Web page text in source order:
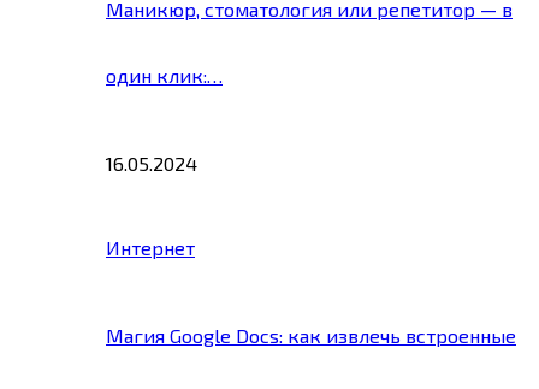
Маникюр, стоматология или репетитор — в
один клик:…
16.05.2024
Интернет
Магия Google Docs: как извлечь встроенные